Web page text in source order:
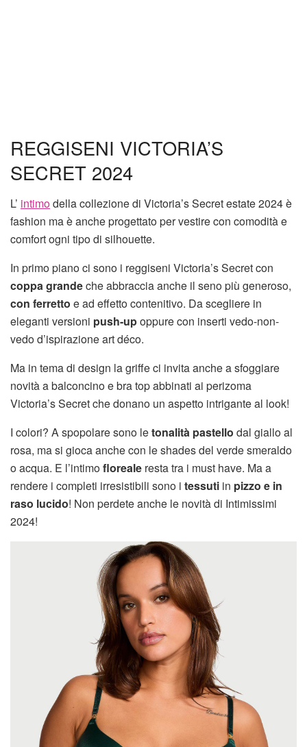
REGGISENI VICTORIA’S
SECRET 2024
L’ intimodella collezione di Victoria’s Secret estate 2024 è
fashion ma è anche progettato per vestire con comodità e
comfort ogni tipo di silhouette.
In primo piano ci sono i reggiseni Victoria’s Secret con
coppa grandeche abbraccia anche il seno più generoso,
con ferretto e ad effetto contenitivo. Da scegliere in
eleganti versioni push-upoppure con inserti vedo-non-
vedo d’ispirazione art déco.
Ma in tema di design la griffe ci invita anche a sfoggiare
novità a balconcino e bra top abbinati ai perizoma
Victoria’s Secret che donano un aspetto intrigante al look!
I colori? A spopolare sono letonalità pastello dal giallo al
rosa, ma si gioca anche con le shades del verde smeraldo
o acqua. E l’intimofloreale resta tra i must have. Ma a
rendere i completi irresistibili sono i tessuti in pizzo e in
raso lucido! Non perdete anche le novità di Intimissimi
2024!